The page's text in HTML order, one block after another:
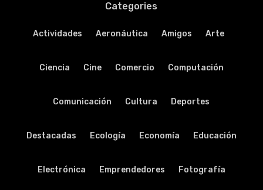
Categories
Actividades Aeronáutica Amigos Arte
Ciencia Cine Comercio Computación
Comunicación Cultura Deportes
Destacadas Ecología Economía Educación
Electrónica Emprendedores Fotografía